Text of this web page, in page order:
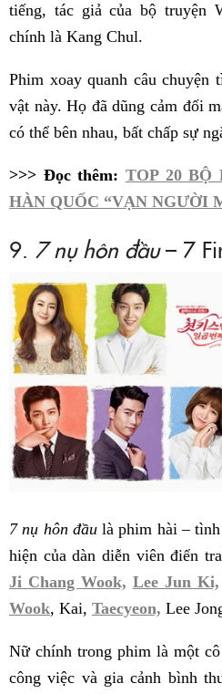
tiếng, tác giả của bộ truyện
chính là Kang Chul.
Phim xoay quanh câu chuyện
vật này. Họ đã dũng cảm đối
có thể bên nhau, bất chấp sự
>>> Đọc thêm: TOP 20 BỘ
HÀN QUỐC “VẠN NGƯỜI
9. 7 nụ hôn đầu– 7
7 nụ hôn đầulà phim hài – tình
hiện của dàn diễn viên điển
Ji Chang Wook, Lee Jun Ki,
Wook, Kai, Taecyeon, Lee
Nữ chính trong phim là một
công việc và gia cảnh bình